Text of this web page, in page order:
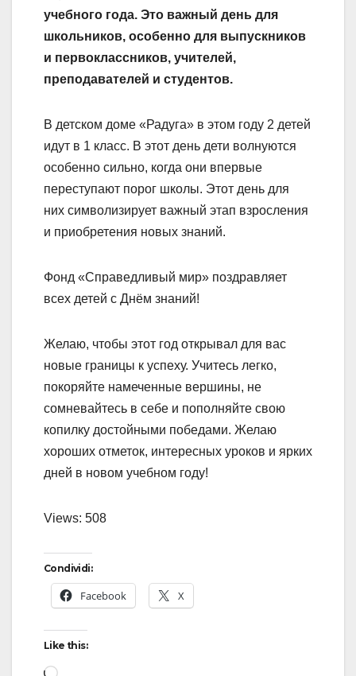
учебного года. Это важный день для
школьников, особенно для выпускников
и первоклассников, учителей,
преподавателей и студентов.
В детском доме «Радуга» в этом году 2 детей
идут в 1 класс. В этот день дети волнуются
особенно сильно, когда они впервые
переступают порог школы. Этот день для
них символизирует важный этап взросления
и приобретения новых знаний.
Фонд «Справедливый мир» поздравляет
всех детей с Днём знаний!
Желаю, чтобы этот год открывал для вас
новые границы к успеху. Учитесь легко,
покоряйте намеченные вершины, не
сомневайтесь в себе и пополняйте свою
копилку достойными победами. Желаю
хороших отметок, интересных уроков и ярких
дней в новом учебном году!
Views: 508
Condividi:
Facebook X
Like this: